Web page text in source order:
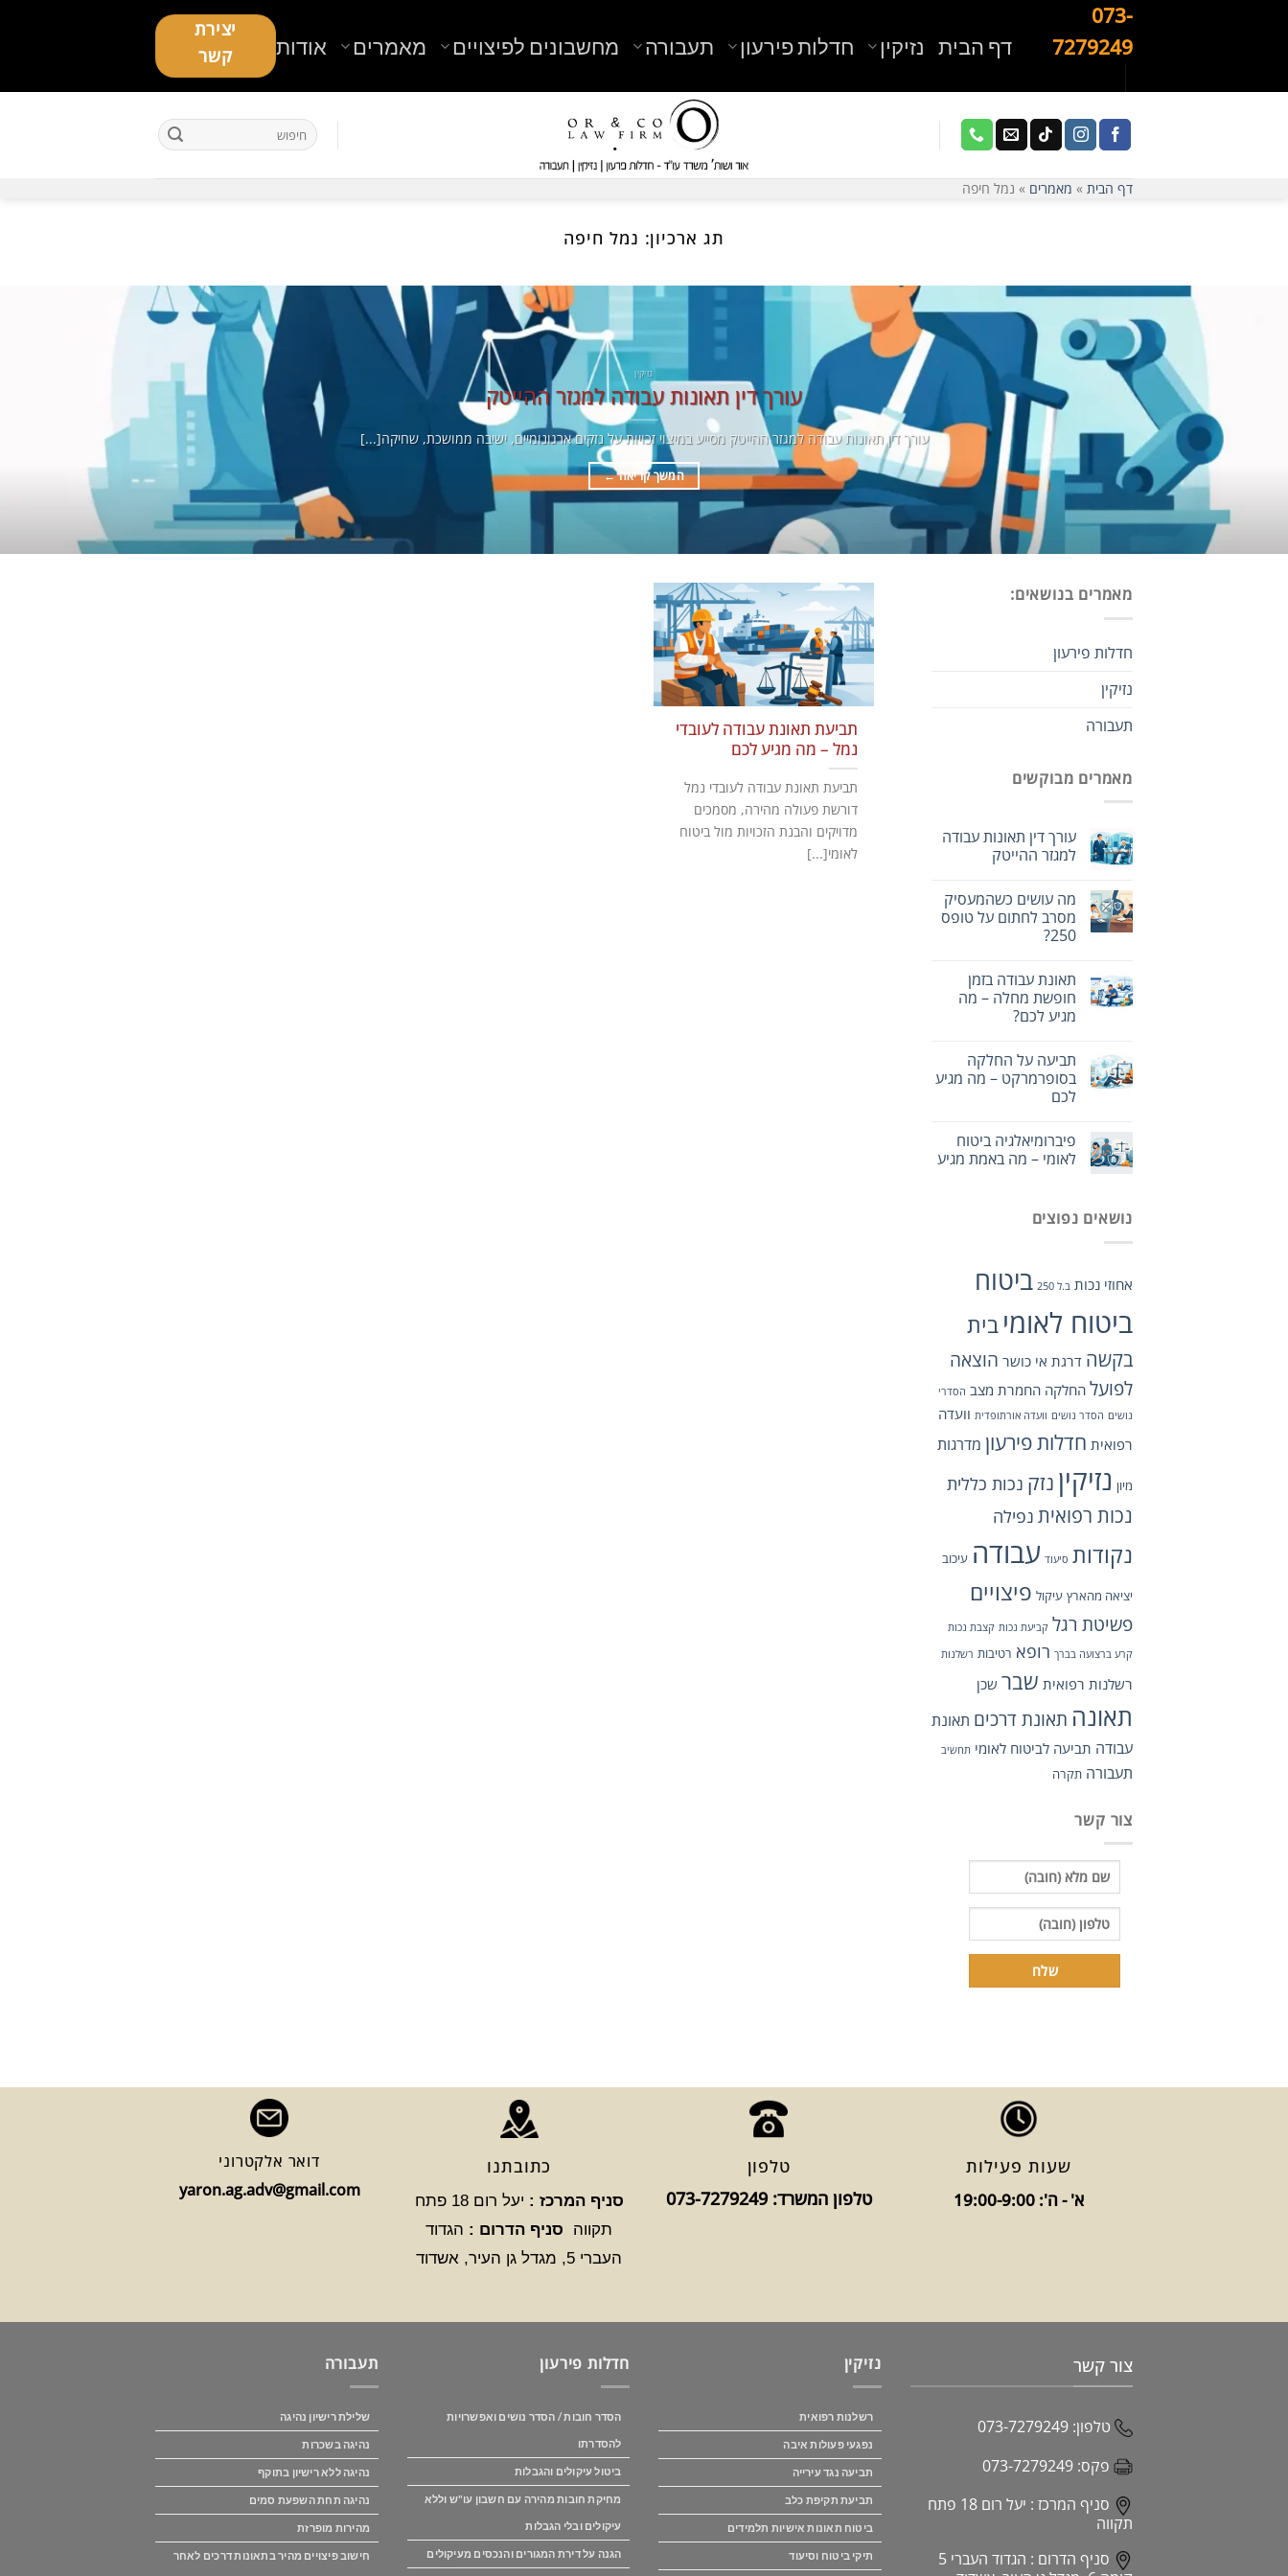
073-
7279249
דף הבית נזיקין חדלות פירעון תעבורה מחשבונים לפיצויים מאמרים אודות
יצירת
קשר
דף הבית » מאמרים » נמל חיפה
תג ארכיון: נמל חיפה
נזיקין
עורך דין תאונות עבודה למגזר ההייטק
עורך דין תאונות עבודה למגזר ההייטק מסייע במיצוי זכויות על נזקים ארגונומיים, ישיבה ממושכת, שחיקה[...]
המשך קריאה←
מאמרים בנושאים:
חדלות פירעון
נזיקין
תעבורה
מאמרים מבוקשים
עורך דין תאונות עבודה
למגזר ההייטק
מה עושים כשהמעסיק
מסרב לחתום על טופס
250?
תאונת עבודה בזמן
חופשת מחלה – מה
מגיע לכם?
תביעה על החלקה
בסופרמרקט – מה מגיע
לכם
פיברומיאלגיה ביטוח
לאומי – מה באמת מגיע
נושאים נפוצים
אחוזי נכות ב.ל 250 ביטוח
ביטוח לאומיבית
בקשה דרגת אי כושר הוצאה
לפועל החלקה החמרת מצב הסדרי
נושים הסדר נושים וועדה אורתופדית וועדה
רפואית חדלות פירעון מדרגות
מיון נזיקין נזק נכות כללית
נכות רפואית נפילה
נקודות סיעוד עבודה עיכוב
יציאה מהארץ עיקול פיצויים
פשיטת רגל קביעת נכות קצבת נכות
קרע ברצועה בברך רופא רטיבות רשלנות
רשלנות רפואית שבר שכן
תאונה תאונת דרכים תאונת
עבודה תביעה לביטוח לאומי תחשיב
תעבורה תקרה
צור קשר
תביעת תאונת עבודה לעובדי
נמל – מה מגיע לכם
תביעת תאונת עבודה לעובדי נמל
דורשת פעולה מהירה, מסמכים
מדויקים והבנת הזכויות מול ביטוח
לאומי[...]
שעות פעילות
א' - ה': 19:00-9:00
טלפון
טלפון המשרד: 073-7279249
כתובתנו
סניף המרכז :
יעל רום 18 פתח
תקווה
סניף הדרום : הגדוד
העברי 5, מגדל גן העיר, אשדוד
דואר אלקטרוני
yaron.ag.adv@gmail.com
צור קשר
טלפון: 073-7279249
פקס: 073-7279249
סניף המרכז :
יעל רום 18 פתח
תקווה
סניף הדרום :
הגדוד העברי 5
נזיקין
רשלנות רפואית
נפגעי פעולות איבה
תביעה נגד עירייה
תביעת תקיפת כלב
ביטוח תאונות אישיות תלמידים
תיקי ביטוח וסיעוד
חדלות פירעון
הסדר חובות / הסדר נושים ואפשרויות
להסדרתו
ביטול עיקולים והגבלות
מחיקת חובות מהירה עם חשבון עו"ש וללא
עיקולים ובלי הגבלות
הגנה על דירת המגורים והנכסים מעיקולים
תעבורה
שלילת רישיון נהיגה
נהיגה בשכרות
נהיגה ללא רישיון בתוקף
נהיגה תחת השפעת סמים
מהירות מופרזת
חישוב פיצויים מהיר בתאונות דרכים לאחר